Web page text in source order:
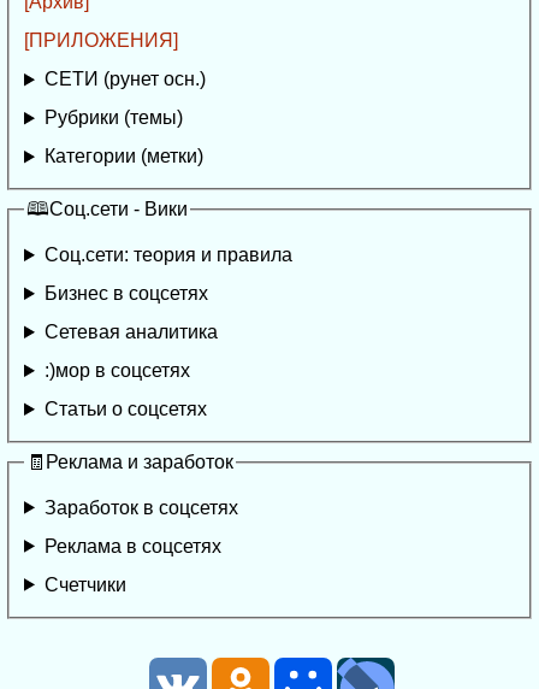
[ПРИЛОЖЕНИЯ]
СЕТИ (рунет осн.)
Рубрики (темы)
Категории (метки)
🕮Соц.сети - Вики
Соц.сети: теория и правила
Бизнес в соцсетях
Сетевая аналитика
:)мор в соцсетях
Статьи о соцсетях
🧾Реклама и заработок
Заработок в соцсетях
Реклама в соцсетях
Счетчики